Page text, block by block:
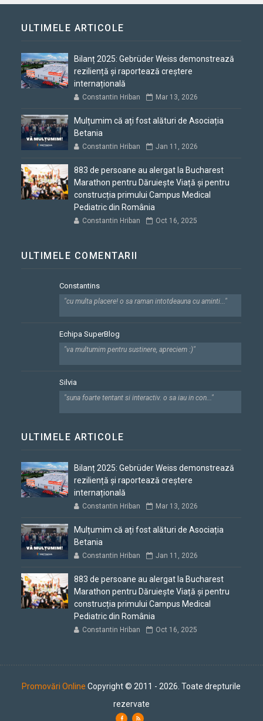
ULTIMELE ARTICOLE
Bilanț 2025: Gebrüder Weiss demonstrează
reziliență și raportează creștere
internațională
Constantin Hriban Mar 13, 2026
Mulțumim că ați fost alături de Asociația
Betania
Constantin Hriban Jan 11, 2026
883 de persoane au alergat la Bucharest
Marathon pentru Dăruiește Viață și pentru
construcția primului Campus Medical
Pediatric din România
Constantin Hriban Oct 16, 2025
ULTIMELE COMENTARII
Constantins
"cu multa placere! o sa raman intotdeauna cu aminti..."
Echipa SuperBlog
"va multumim pentru sustinere, apreciem :)"
Silvia
"suna foarte tentant si interactiv. o sa iau in con..."
ULTIMELE ARTICOLE
Bilanț 2025: Gebrüder Weiss demonstrează
reziliență și raportează creștere
internațională
Constantin Hriban Mar 13, 2026
Mulțumim că ați fost alături de Asociația
Betania
Constantin Hriban Jan 11, 2026
883 de persoane au alergat la Bucharest
Marathon pentru Dăruiește Viață și pentru
construcția primului Campus Medical
Pediatric din România
Constantin Hriban Oct 16, 2025
Promovări Online Copyright © 2011 - 2026. Toate drepturile
rezervate